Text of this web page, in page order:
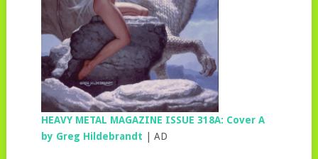
HEAVY METAL MAGAZINE ISSUE 318A: Cover A
by Greg Hildebrandt | AD